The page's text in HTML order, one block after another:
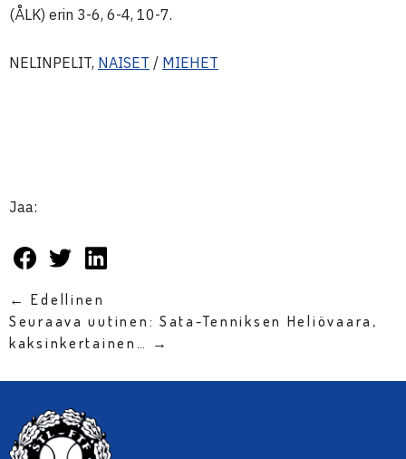
(ÅLK) erin 3-6, 6-4, 10-7.
NELINPELIT, NAISET / MIEHET
Jaa:
← Edellinen
Seuraava uutinen: Sata-Tenniksen Heliövaara,
kaksinkertainen… →